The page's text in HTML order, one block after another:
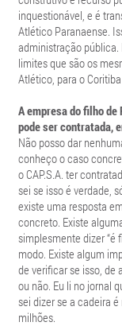
inquestionável, e é
Atlético Paranaense.
administração pública.
limites que são os
Atlético, para o
A empresa do filho
pode ser contratada,
Não posso dar
conheço o caso
o CAP.S.A. ter
sei se isso é verdade,
existe uma resposta
concreto. Existe
simplesmente dizer “é
modo. Existe algum
de verificar se isso,
ou não. Eu li no jornal
sei dizer se a cadeira
milhões.